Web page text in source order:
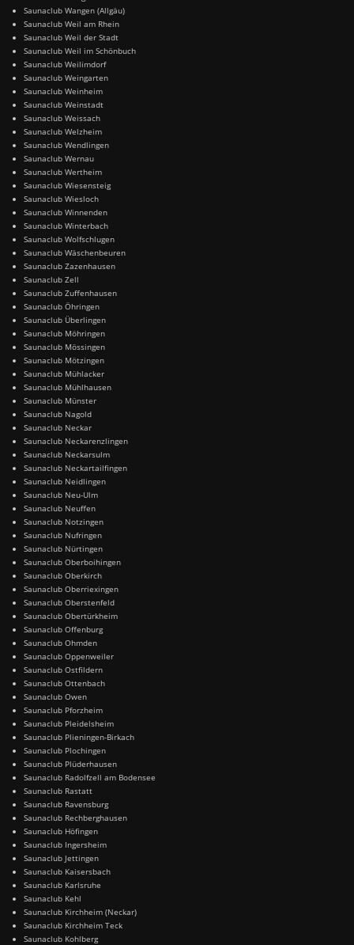
Saunaclub Wangen (Allgäu)
Saunaclub Weil am Rhein
Saunaclub Weil der Stadt
Saunaclub Weil im Schönbuch
Saunaclub Weilimdorf
Saunaclub Weingarten
Saunaclub Weinheim
Saunaclub Weinstadt
Saunaclub Weissach
Saunaclub Welzheim
Saunaclub Wendlingen
Saunaclub Wernau
Saunaclub Wertheim
Saunaclub Wiesensteig
Saunaclub Wiesloch
Saunaclub Winnenden
Saunaclub Winterbach
Saunaclub Wolfschlugen
Saunaclub Wäschenbeuren
Saunaclub Zazenhausen
Saunaclub Zell
Saunaclub Zuffenhausen
Saunaclub Öhringen
Saunaclub Überlingen
Saunaclub Möhringen
Saunaclub Mössingen
Saunaclub Mötzingen
Saunaclub Mühlacker
Saunaclub Mühlhausen
Saunaclub Münster
Saunaclub Nagold
Saunaclub Neckar
Saunaclub Neckarenzlingen
Saunaclub Neckarsulm
Saunaclub Neckartailfingen
Saunaclub Neidlingen
Saunaclub Neu-Ulm
Saunaclub Neuffen
Saunaclub Notzingen
Saunaclub Nufringen
Saunaclub Nürtingen
Saunaclub Oberboihingen
Saunaclub Oberkirch
Saunaclub Oberriexingen
Saunaclub Oberstenfeld
Saunaclub Obertürkheim
Saunaclub Offenburg
Saunaclub Ohmden
Saunaclub Oppenweiler
Saunaclub Ostfildern
Saunaclub Ottenbach
Saunaclub Owen
Saunaclub Pforzheim
Saunaclub Pleidelsheim
Saunaclub Plieningen-Birkach
Saunaclub Plochingen
Saunaclub Plüderhausen
Saunaclub Radolfzell am Bodensee
Saunaclub Rastatt
Saunaclub Ravensburg
Saunaclub Rechberghausen
Saunaclub Höfingen
Saunaclub Ingersheim
Saunaclub Jettingen
Saunaclub Kaisersbach
Saunaclub Karlsruhe
Saunaclub Kehl
Saunaclub Kirchheim (Neckar)
Saunaclub Kirchheim Teck
Saunaclub Kohlberg